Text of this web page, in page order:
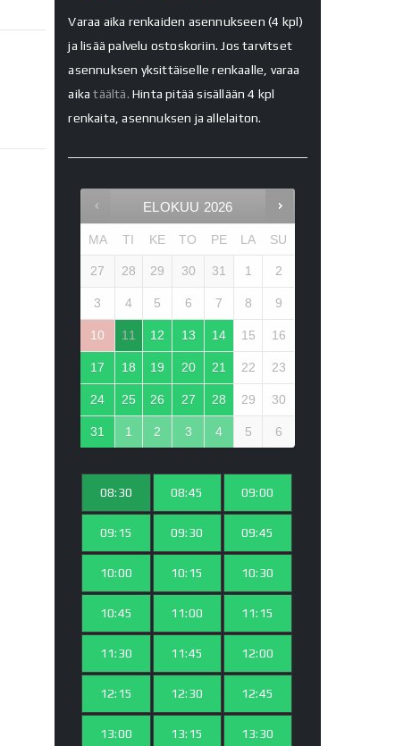
Varaa aika renkaiden asennukseen (4 kpl)
ja lisää palvelu ostoskoriin. Jos tarvitset
asennuksen yksittäiselle renkaalle, varaa
aikatäältä. Hinta pitää sisällään 4 kpl
renkaita, asennuksen ja allelaiton.
ELOKUU 2026
MA TI KE TO PE LA SU
27 28 29 30 31 1 2
3 4 5 6 7 8 9
10 11 12 13 14 15 16
17 18 19 20 21 22 23
24 25 26 27 28 29 30
31 1 2 3 4 5 6
08:30 08:45 09:00
09:15 09:30 09:45
10:00 10:15 10:30
10:45 11:00 11:15
11:30 11:45 12:00
12:15 12:30 12:45
13:00 13:15 13:30